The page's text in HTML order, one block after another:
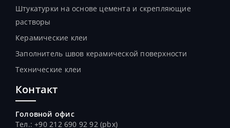
Штукатурки на основе цемента и скрепляющие
растворы
Керамические клеи
Заполнитель швов керамической поверхности
Технические клеи
Контакт
Головной офис
Тел.: +90 212 690 92 92 (pbx)